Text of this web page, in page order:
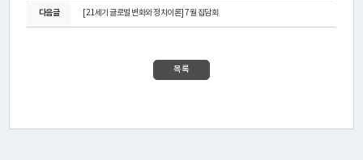
다음글 [21세기 글로벌 변화와 정치이론] 7월 집담회
목록